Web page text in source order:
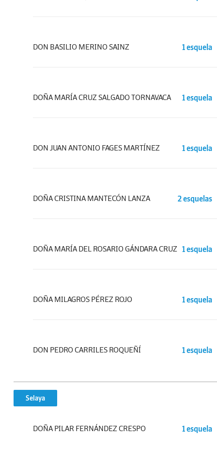
DON BASILIO MERINO SAINZ 1 esquela
DOÑA MARÍA CRUZ SALGADO TORNAVACA 1 esquela
DON JUAN ANTONIO FAGES MARTÍNEZ 1 esquela
DOÑA CRISTINA MANTECÓN LANZA 2 esquelas
DOÑA MARÍA DEL ROSARIO GÁNDARA CRUZ 1 esquela
DOÑA MILAGROS PÉREZ ROJO 1 esquela
DON PEDRO CARRILES ROQUEÑÍ 1 esquela
Selaya
DOÑA PILAR FERNÁNDEZ CRESPO 1 esquela